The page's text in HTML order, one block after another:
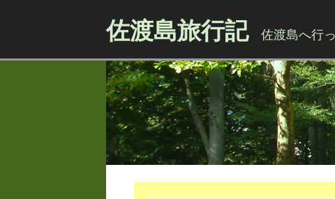
佐渡島旅行記 佐渡島へ行